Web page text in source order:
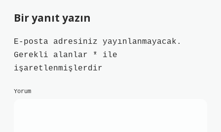
Bir yanıt yazın
E-posta adresiniz yayınlanmayacak.
Gerekli alanlar
*
ile
işaretlenmişlerdir
Yorum